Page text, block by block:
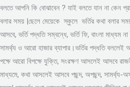
বলতে আপনি কি বোঝাবেন ? যাই বলতে যান না কেন
বলার সময় |ছেলে মেয়েকে স্কুলে ভর্তির কথা বলার
আসবে, ভর্তি পদ্ধতি সম্বন্ধে, ভর্তি ফি, বাংলা মাধ্যম
সামর্থ্য ও আরো হাজার ব্যাপার।ভর্তির পদ্ধতি বললেই
পক্ষে আরো বিপক্ষে যুক্তি, সংরক্ষণ আসলেই আসবে
মাধ্যমে, কথা আসলেই আসবে পছন্দ, অপছন্দ, সামর্থ্য-